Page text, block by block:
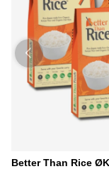
Better Than Rice